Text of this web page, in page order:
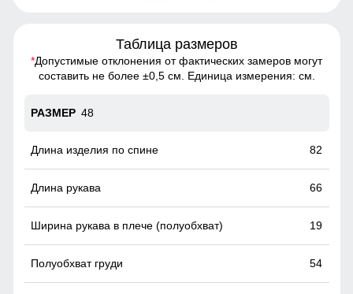
идеальный выбор для тех, кто хочет выглядеть стильно и
чувствовать себя комфортно в любую погоду
накладные карманы служат местом хранения различных
мелочей.
Таблица размеров
*Допустимые отклонения от фактических замеров могут
составить не более ±0,5 см. Единица измерения: см.
48
82
66
19
54